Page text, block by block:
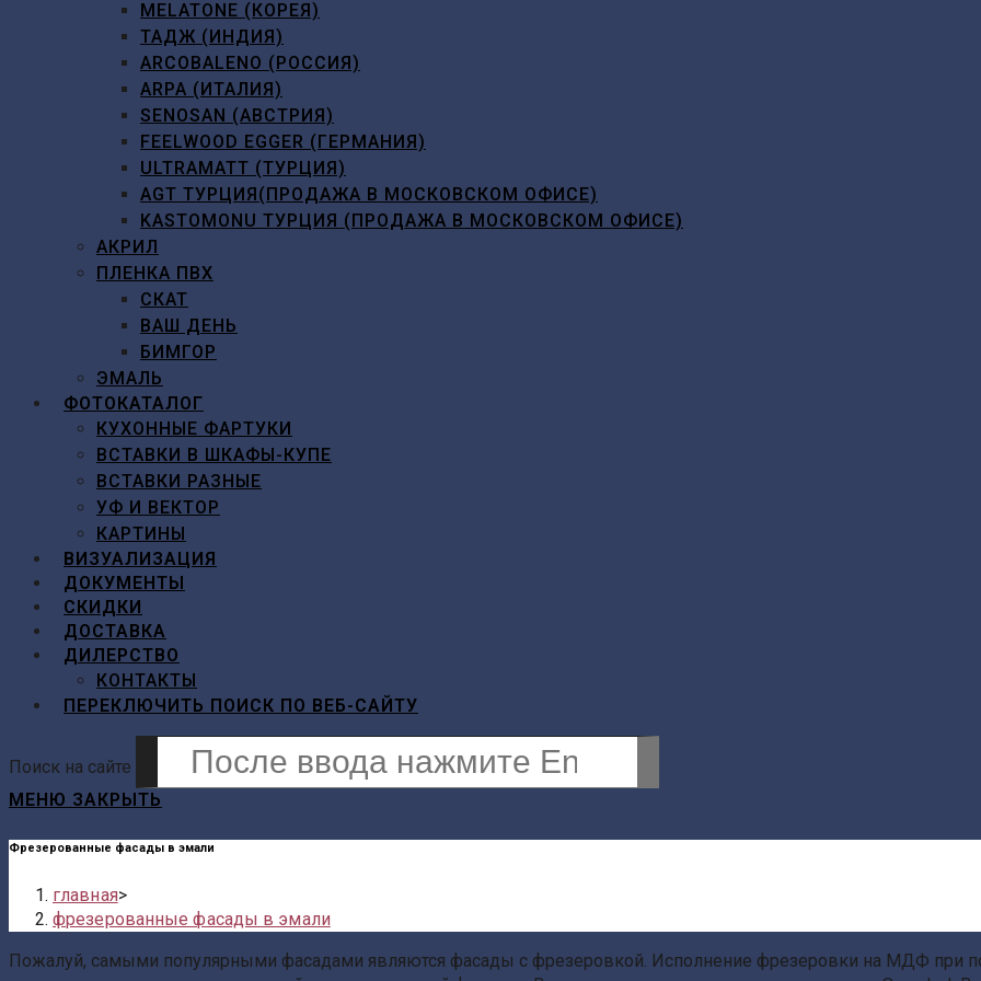
MELATONE (КОРЕЯ)
ТАДЖ (ИНДИЯ)
ARCOBALENO (РОССИЯ)
ARPA (ИТАЛИЯ)
SENOSAN (АВСТРИЯ)
FEELWOOD EGGER (ГЕРМАНИЯ)
ULTRAMATT (ТУРЦИЯ)
AGT ТУРЦИЯ(ПРОДАЖА В МОСКОВСКОМ ОФИСЕ)
KASTOMONU ТУРЦИЯ (ПРОДАЖА В МОСКОВСКОМ ОФИСЕ)
АКРИЛ
ПЛЕНКА ПВХ
СКАТ
ВАШ ДЕНЬ
БИМГОР
ЭМАЛЬ
ФОТОКАТАЛОГ
КУХОННЫЕ ФАРТУКИ
ВСТАВКИ В ШКАФЫ-КУПЕ
ВСТАВКИ РАЗНЫЕ
УФ И ВЕКТОР
КАРТИНЫ
ВИЗУАЛИЗАЦИЯ
ДОКУМЕНТЫ
СКИДКИ
ДОСТАВКА
ДИЛЕРСТВО
КОНТАКТЫ
ПЕРЕКЛЮЧИТЬ ПОИСК ПО ВЕБ-САЙТУ
Поиск на сайте
МЕНЮ ЗАКРЫТЬ
Фрезерованные фасады в эмали
главная>
фрезерованные фасады в эмали
Пожалуй, самыми популярными фасадами являются фасады с фрезеровкой. Исполнение фрезеровки на МДФ при